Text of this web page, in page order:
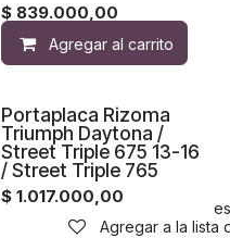
$ 839.000,00
Agregar al carrito
Agregar a la lista de
Portaplaca Rizoma
Triumph Daytona /
Street Triple 675 13-16
/ Street Triple 765
$1.017.000,00
Agregar a la lista